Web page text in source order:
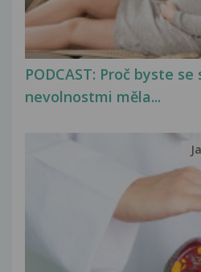
PODCAST: Proč byste
nevolnostmi měla...